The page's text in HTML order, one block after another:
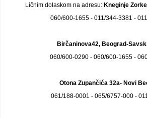
Ličnim dolaskom na adresu: Kneginje
060/600-1655 - 011/344-3381 -
Birčaninova42, Beograd-
060/600-0290 - 060/600-1655 -
Otona Zupančića 32a- Novi
061/188-0001 - 065/6757-000 -